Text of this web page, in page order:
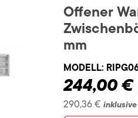
Offener
mm
MODELL:
244,00 €
290,36 €